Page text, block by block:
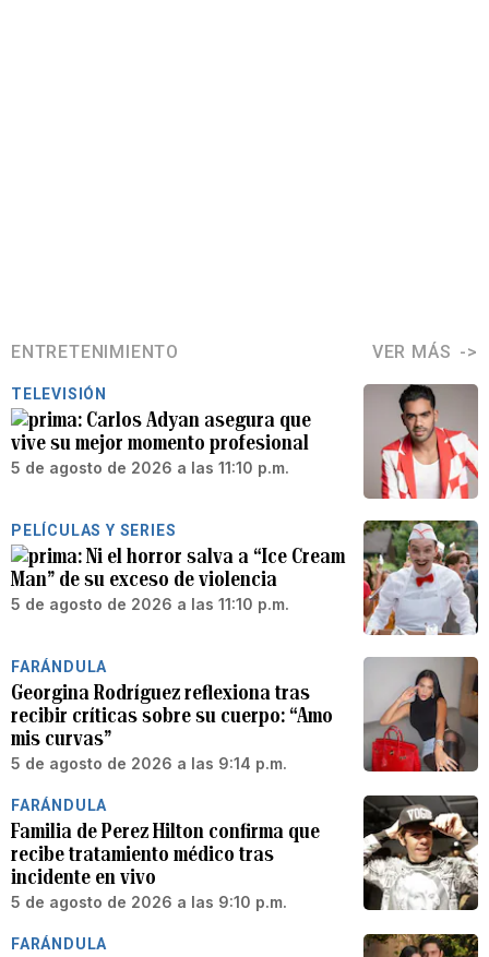
ENTRETENIMIENTO VER MÁS
TELEVISIÓN
Carlos Adyan asegura que
vive su mejor momento profesional
5 de agosto de 2026 a las 11:10 p.m.
PELÍCULAS Y SERIES
Ni el horror salva a “Ice Cream
Man” de su exceso de violencia
5 de agosto de 2026 a las 11:10 p.m.
FARÁNDULA
Georgina Rodríguez reflexiona tras
recibir críticas sobre su cuerpo: “Amo
mis curvas”
5 de agosto de 2026 a las 9:14 p.m.
FARÁNDULA
Familia de Perez Hilton confirma que
recibe tratamiento médico tras
incidente en vivo
5 de agosto de 2026 a las 9:10 p.m.
FARÁNDULA